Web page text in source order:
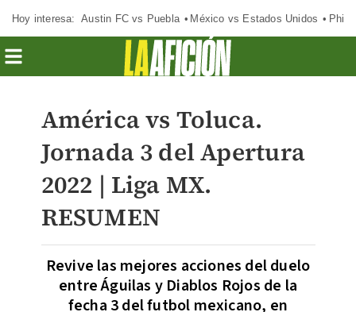
Hoy interesa: Austin FC vs Puebla México vs Estados Unidos
América vs Toluca.
Jornada 3 del Apertura
2022 | Liga MX.
RESUMEN
Revive las mejores acciones del duelo
entre Águilas y Diablos Rojos de la
fecha 3 del futbol mexicano, en